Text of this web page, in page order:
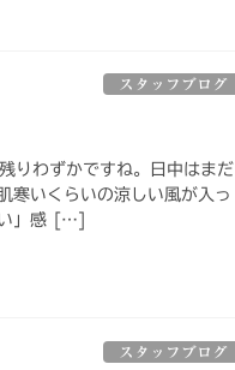
スタッフブログ
りわずかですね。日中はまだ
寒いくらいの涼しい風が入っ
」感 […]
スタッフブログ